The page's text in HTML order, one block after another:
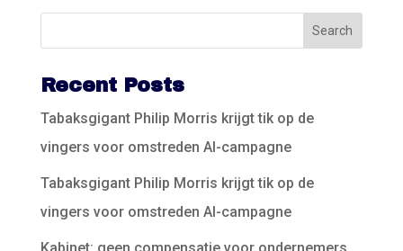
Recent Posts
Tabaksgigant Philip Morris krijgt tik op de
vingers voor omstreden AI-campagne
Tabaksgigant Philip Morris krijgt tik op de
vingers voor omstreden AI-campagne
Kabinet: geen compensatie voor ondernemers